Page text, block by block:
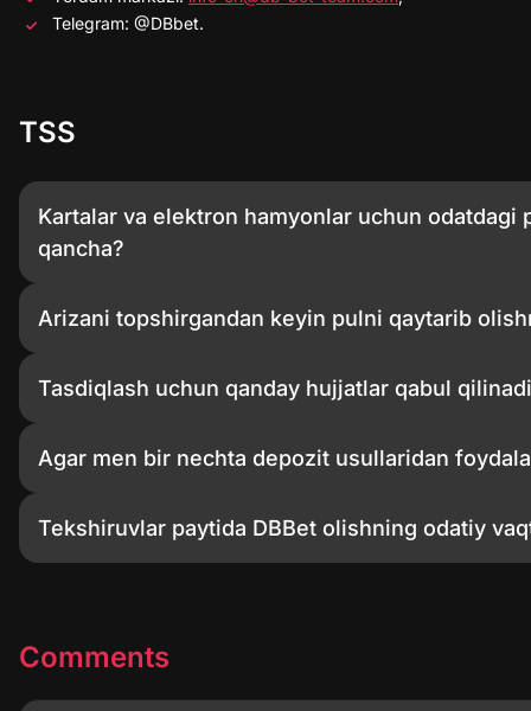
Telegram: @DBbet.
TSS
Kartalar va elektron hamyonlar uchun odatdagi
qancha?
Arizani topshirgandan keyin pulni qaytarib
Tasdiqlash uchun qanday hujjatlar qabul
Agar men bir nechta depozit usullaridan
Tekshiruvlar paytida DBBet olishning odatiy
Comments